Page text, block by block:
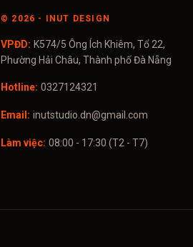
© 2026 - INUT DESIGN
VPĐD: K574/5 Ông Ích Khiêm, Tổ 22,
Phường Hải Châu, Thành phố Đà Nẵng
Hotline: 0327124321
Email: inutstudio.dn@gmail.com
Làm việc: 08:00 - 17:30 (T2 - T7)